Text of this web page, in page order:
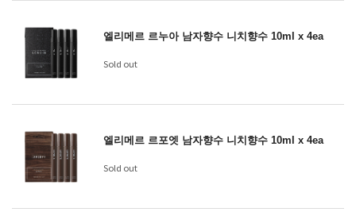
엘리메르 르누아 남자향수 니치향수 10ml x 4ea
Sold out
엘리메르 르포엣 남자향수 니치향수 10ml x 4ea
Sold out